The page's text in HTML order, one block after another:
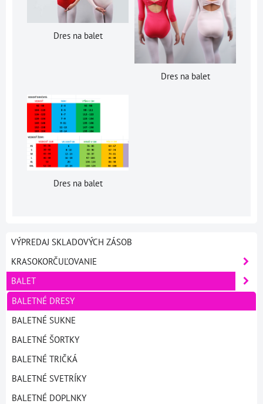
Dres na balet
Dres na balet
Dres na balet
VÝPREDAJ SKLADOVÝCH ZÁSOB
KRASOKORČUĽOVANIE
BALET
BALETNÉ DRESY
BALETNÉ SUKNE
BALETNÉ ŠORTKY
BALETNÉ TRIČKÁ
BALETNÉ SVETRÍKY
BALETNÉ DOPLNKY